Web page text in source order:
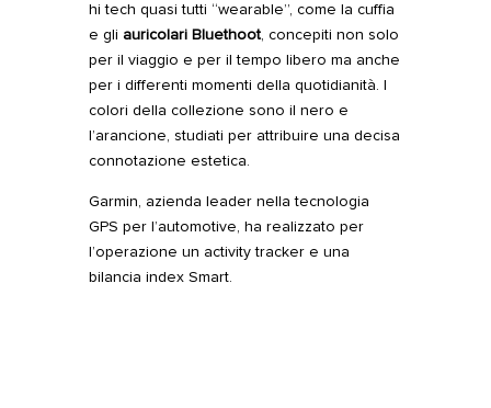
hi tech quasi tutti “wearable”, come la cuffia
e gli auricolari Bluethoot, concepiti non solo
per il viaggio e per il tempo libero ma anche
per i differenti momenti della quotidianità. I
colori della collezione sono il nero e
l’arancione, studiati per attribuire una decisa
connotazione estetica.
Garmin, azienda leader nella tecnologia
GPS per l’automotive, ha realizzato per
l’operazione un activity tracker e una
bilancia index Smart.